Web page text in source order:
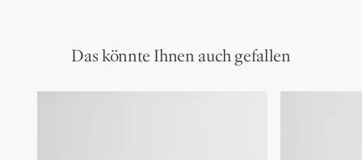
Das könnte Ihnen auch gefallen